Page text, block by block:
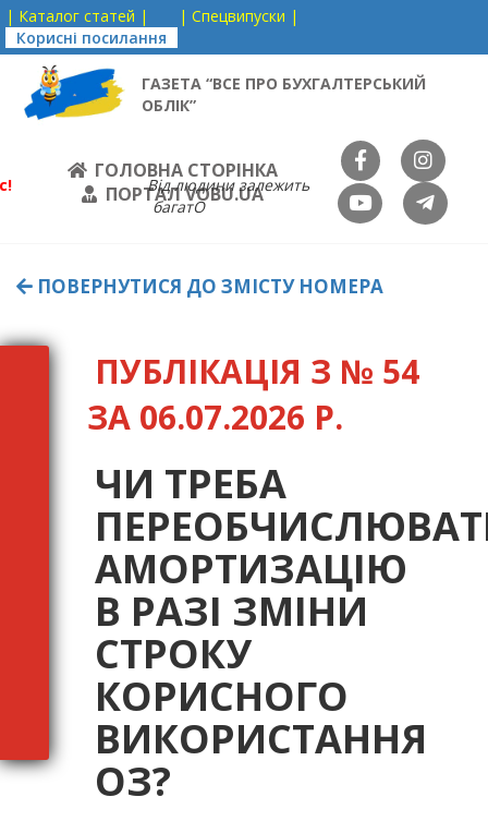
| Каталог статей |
| Спецвипуски |
Корисні посилання
ГАЗЕТА “ВСЕ ПРО БУХГАЛТЕРСЬКИЙ
ОБЛІК”
ГОЛОВНА СТОРІНКА
ПОРТАЛ VOBU.UA
Від людини залежить
багатО
ПОВЕРНУТИСЯ ДО ЗМІСТУ НОМЕРА
ПУБЛІКАЦІЯ З № 54
ЗА 06.07.2026 Р.
ЧИ ТРЕБА
АМОРТИЗАЦІЮ
В РАЗІ ЗМІНИ
СТРОКУ
КОРИСНОГО
ВИКОРИСТАННЯ
ОЗ?